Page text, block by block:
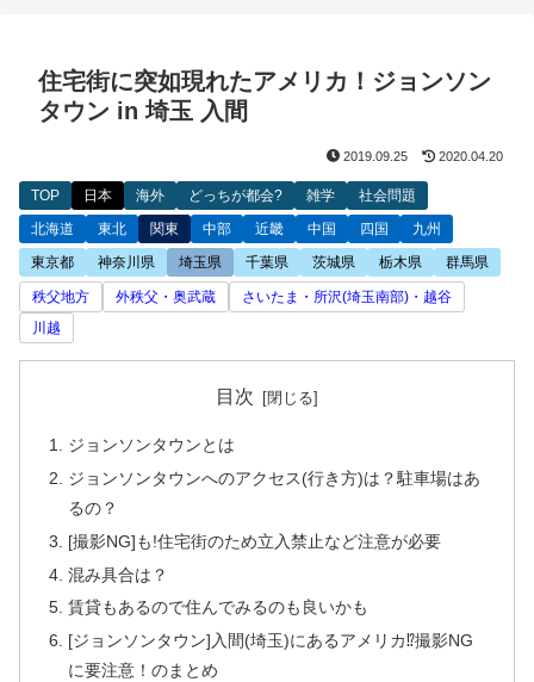
住宅街に突如現れたアメリカ！ジョンソン
タウン in 埼玉 入間
2019.09.25 2020.04.20
TOP 日本 海外 どっちが都会? 雑学 社会問題
北海道 東北 関東 中部 近畿 中国 四国 九州
東京都 神奈川県 埼玉県 千葉県 茨城県 栃木県 群馬県
秩父地方 外秩父・奥武蔵 さいたま・所沢(埼玉南部)・越谷
川越
目次
ジョンソンタウンとは
ジョンソンタウンへのアクセス(行き方)は？駐車場はあ
るの？
[撮影NG]も!住宅街のため立入禁止など注意が必要
混み具合は？
賃貸もあるので住んでみるのも良いかも
[ジョンソンタウン]入間(埼玉)にあるアメリカ⁉︎撮影NG
に要注意！のまとめ